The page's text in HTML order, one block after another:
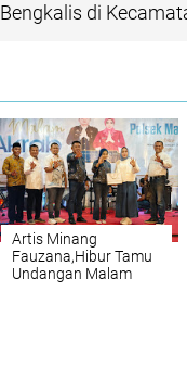
Bengkalis di
Artis Minang
Fauzana,Hibur Tamu
Undangan Malam